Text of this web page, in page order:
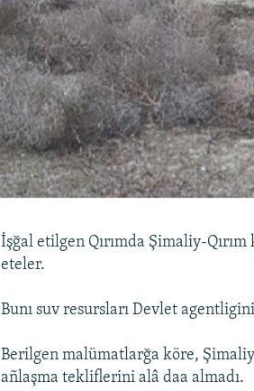
İşğal etilgen Qırımda Şimaliy-
eteler.
Bunı suv resursları Devlet
Berilgen malümatlarğa köre,
añlaşma tekliflerini alâ daa almadı.